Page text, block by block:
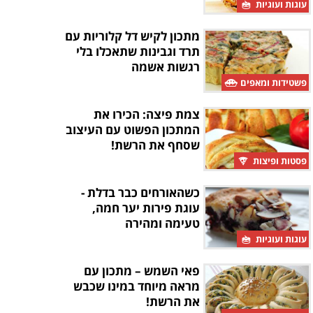
עוגות ועוגיות
פשטידות ומאפים
מתכון לקיש דל קלוריות עם
תרד וגבינות שתאכלו בלי
רגשות אשמה
פסטות ופיצות
צמת פיצה: הכירו את
המתכון הפשוט עם העיצוב
שסחף את הרשת!
עוגות ועוגיות
כשהאורחים כבר בדלת -
עוגת פירות יער חמה,
טעימה ומהירה
פאי השמש – מתכון עם
מראה מיוחד במינו שכבש
את הרשת!